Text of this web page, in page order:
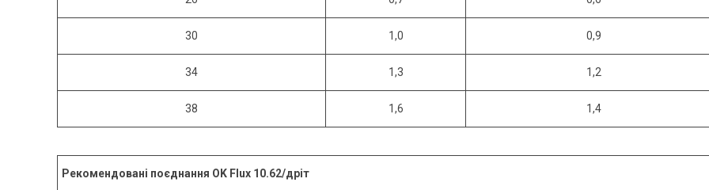
30 1,0 0,9
34 1,3 1,2
38 1,6 1,4
Рекомендовані поєднання OK Flux 10.62/дріт